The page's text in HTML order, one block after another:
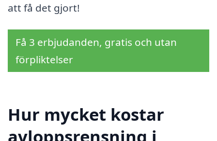
att få det gjort!
Få 3 erbjudanden, gratis och utan
förpliktelser
Hur mycket kostar
avloppsrensning i